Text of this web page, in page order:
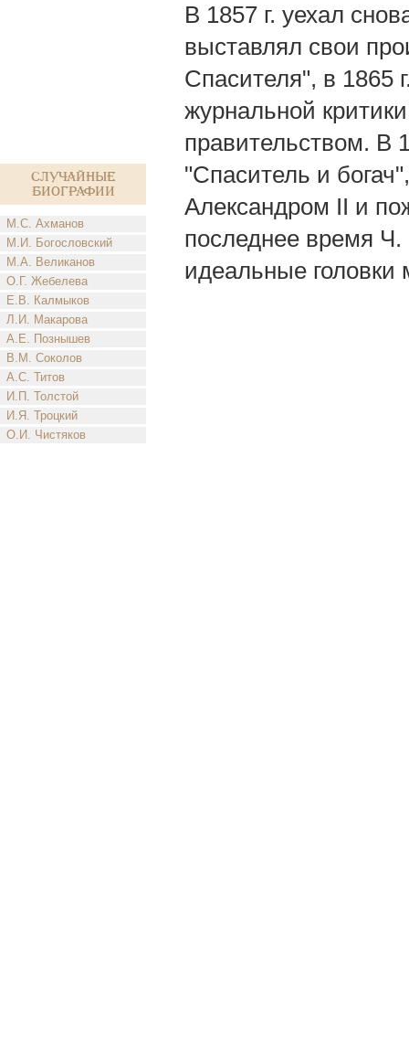
Случайные
биографии
М.С. Ахманов
М.И. Богословский
М.А. Великанов
О.Г. Жебелева
Е.В. Калмыков
Л.И. Макарова
А.Е. Познышев
В.М. Соколов
А.С. Титов
И.П. Толстой
И.Я. Троцкий
О.И. Чистяков
В 1857 г. уехал
выставлял свои
Спасителя", в 1865
журнальной
правительством. B
"Спаситель и
Александром II и
последнее время Ч.
идеальные головки